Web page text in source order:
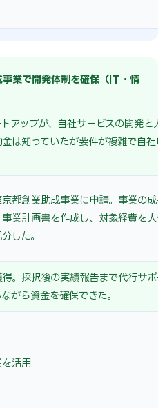
業で開発体制を確保（IT・情
アップが、自社サービスの開発と
は知っていたが要件が複雑で自社
都創業助成事業に申請。事業の成
業計画書を作成し、対象経費を人
した。
。採択後の実績報告まで代行サポ
がら資金を確保できた。
活用